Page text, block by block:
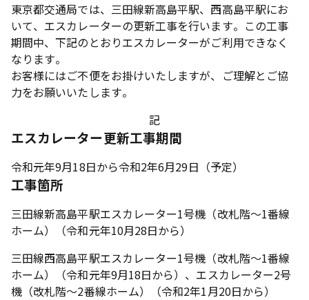
東京都交通局では、三田線新高島平駅、西高島平駅にお
いて、エスカレーターの更新工事を行います。この工事
期間中、下記のとおりエスカレーターがご利用できなく
なります。
お客様にはご不便をお掛けいたしますが、ご理解とご協
力をお願いいたします。
記
エスカレーター更新工事期間
令和元年9月18日から令和2年6月29日（予定）
工事箇所
三田線新高島平駅エスカレーター1号機（改札階～1番線
ホーム）（令和元年10月28日から）
三田線西高島平駅エスカレーター1号機（改札階～1番線
ホーム）（令和元年9月18日から）、エスカレーター2号
機（改札階～2番線ホーム）（令和2年1月20日から）